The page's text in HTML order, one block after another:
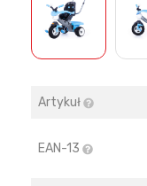
Artykuł
EAN-13